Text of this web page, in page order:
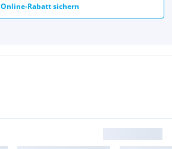
Online-Rabatt sichern